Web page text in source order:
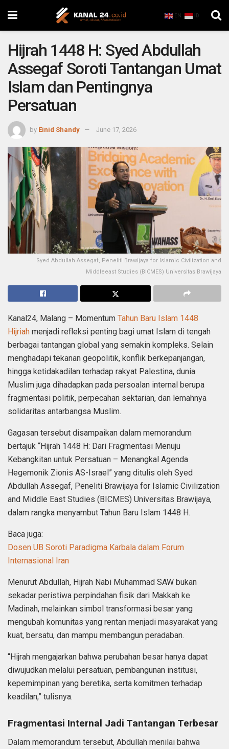
EN ID
Hijrah 1448 H: Syed Abdullah
Assegaf Soroti Tantangan Umat
Islam dan Pentingnya
Persatuan
by Einid Shandy June 17, 2026
Syed Abdullah Assegaf, Peneliti Brawijaya for Islamic Civilization and
Middleeast Studies (BICMES) Universitas Brawijaya
Kanal24, Malang – Momentum Tahun Baru Islam 1448
Hijriah menjadi refleksi penting bagi umat Islam di tengah
berbagai tantangan global yang semakin kompleks. Selain
menghadapi tekanan geopolitik, konflik berkepanjangan,
hingga ketidakadilan terhadap rakyat Palestina, dunia
Muslim juga dihadapkan pada persoalan internal berupa
fragmentasi politik, perpecahan sektarian, dan lemahnya
solidaritas antarbangsa Muslim.
Gagasan tersebut disampaikan dalam memorandum
bertajuk “Hijrah 1448 H: Dari Fragmentasi Menuju
Kebangkitan untuk Persatuan – Menangkal Agenda
Hegemonik Zionis AS-Israel” yang ditulis oleh Syed
Abdullah Assegaf, Peneliti Brawijaya for Islamic Civilization
and Middle East Studies (BICMES) Universitas Brawijaya,
dalam rangka menyambut Tahun Baru Islam 1448 H.
Baca juga:
Dosen UB Soroti Paradigma Karbala dalam Forum
Internasional Iran
Menurut Abdullah, Hijrah Nabi Muhammad SAW bukan
sekadar peristiwa perpindahan fisik dari Makkah ke
Madinah, melainkan simbol transformasi besar yang
mengubah komunitas yang rentan menjadi masyarakat yang
kuat, bersatu, dan mampu membangun peradaban.
“Hijrah mengajarkan bahwa perubahan besar hanya dapat
diwujudkan melalui persatuan, pembangunan institusi,
kepemimpinan yang beretika, serta komitmen terhadap
keadilan,” tulisnya.
Fragmentasi Internal Jadi Tantangan Terbesar
Dalam memorandum tersebut, Abdullah menilai bahwa